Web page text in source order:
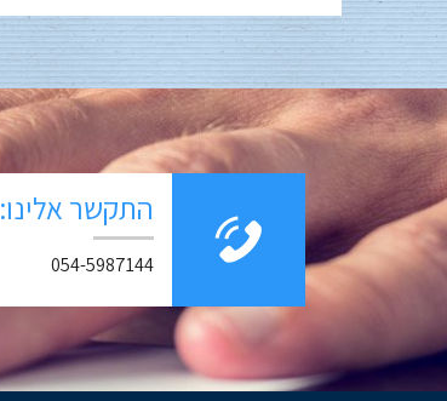
התקשר אלינו:
054-5987144